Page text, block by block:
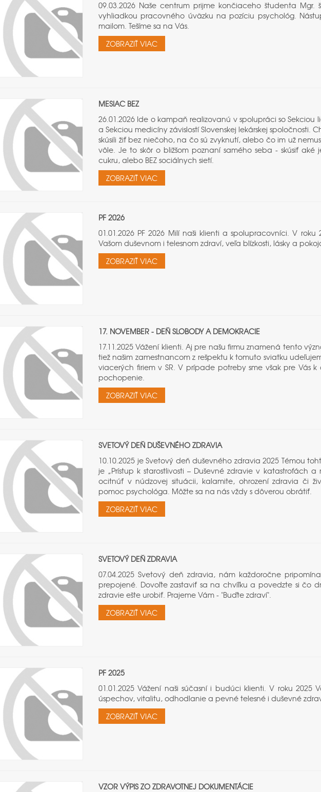
09.03.2026 Naše centrum prijme končiaceho študenta
vyhliadkou pracovného úväzku na pozíciu psychológ.
mailom. Tešíme sa na Vás.
ZOBRAZIŤ VIAC
MESIAC BEZ
26.01.2026 Ide o kampaň realizovanú v spolupráci so Sekciou
a Sekciou medicíny závislostí Slovenskej lekárskej spoločnosti.
skúsili žiť bez niečoho, na čo sú zvyknutí, alebo čo im už
vôle. Je to skôr o bližšom poznaní samého seba - skúsiť aké
cukru, alebo BEZ sociálnych sietí.
ZOBRAZIŤ VIAC
PF 2026
01.01.2026 PF 2026 Milí naši klienti a spolupracovníci. V
Vašom duševnom i telesnom zdraví, veľa blízkosti, lásky a
ZOBRAZIŤ VIAC
17. NOVEMBER - DEŇ SLOBODY A DEMOKRACIE
17.11.2025 Vážení klienti. Aj pre našu firmu znamená tento
tiež našim zamestnancom z rešpektu k tomuto sviatku
viacerých firiem v SR. V prípade potreby sme však pre Vás
pochopenie.
ZOBRAZIŤ VIAC
SVETOVÝ DEŇ DUŠEVNÉHO ZDRAVIA
10.10.2025 je Svetový deň duševného zdravia 2025 Témou
je „Prístup k starostlivosti – Duševné zdravie v katastrofách
ocitnúť v núdzovej situácii, kalamite, ohrození zdravia či
pomoc psychológa. Môžte sa na nás vždy s dôverou obrátiť.
ZOBRAZIŤ VIAC
SVETOVÝ DEŇ ZDRAVIA
07.04.2025 Svetový deň zdravia, nám každoročne
prepojené. Dovoľte zastaviť sa na chvíľku a povedzte si čo
zdravie ešte urobiť. Prajeme Vám - "Buďte zdraví".
ZOBRAZIŤ VIAC
PF 2025
01.01.2025 Vážení naši súčasní i budúci klienti. V roku
úspechov, vitalitu, odhodlanie a pevné telesné i duševné
ZOBRAZIŤ VIAC
VZOR VÝPIS ZO ZDRAVOTNEJ DOKUMENTÁCIE